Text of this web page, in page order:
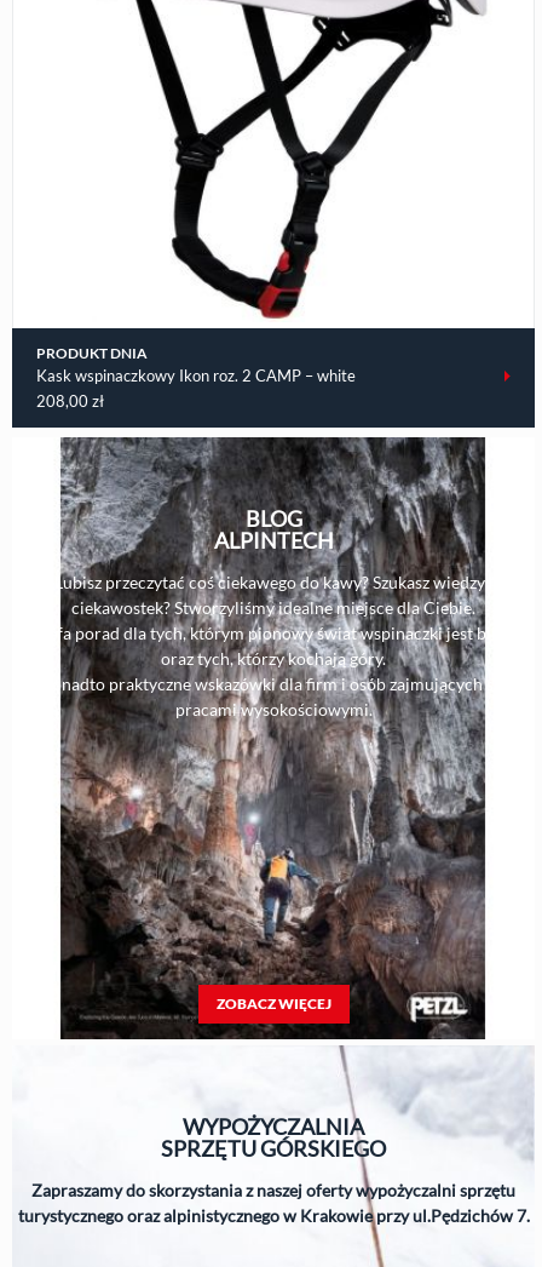
PRODUKT DNIA
Kask wspinaczkowy Ikon roz. 2 CAMP – white
208,00zł
BLOG
ALPINTECH
Lubisz przeczytać coś ciekawego do kawy? Szukasz wiedzy i
ciekawostek? Stworzyliśmy idealne miejsce dla Ciebie.
Strefa porad dla tych, którym pionowy świat wspinaczki jest bliski,
oraz tych, którzy kochają góry.
Ponadto praktyczne wskazówki dla firm i osób zajmujących się
pracami wysokościowymi.
ZOBACZ WIĘCEJ
WYPOŻYCZALNIA
SPRZĘTUGÓRSKIEGO
Zapraszamy do skorzystania z naszej oferty wypożyczalni sprzętu
turystycznego oraz alpinistycznego w Krakowie przy ul.Pędzichów 7.